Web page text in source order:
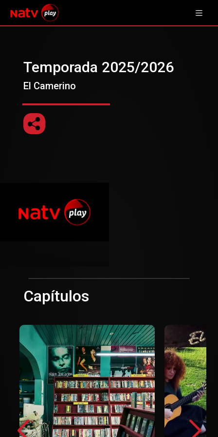
Temporada 2025/2026
El Camerino
Capítulos